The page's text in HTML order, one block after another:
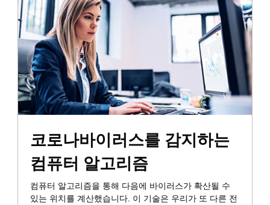
코로나바이러스를 감지하는
컴퓨터 알고리즘
컴퓨터 알고리즘을 통해 다음에 바이러스가 확산될 수
있는 위치를 계산했습니다. 이 기술은 우리가 또 다른 전